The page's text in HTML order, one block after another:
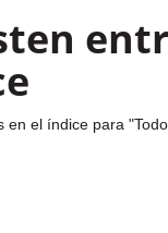
en el índice para